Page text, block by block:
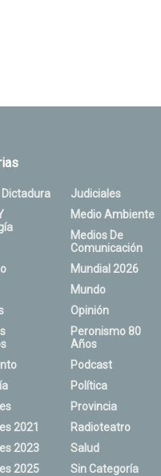
2021
2023
2025
Judiciales
Medio Ambiente
Medios De
Comunicación
Mundial 2026
Mundo
Opinión
Peronismo 80
Años
Podcast
Política
Provincia
Radioteatro
Salud
Sin Categoría